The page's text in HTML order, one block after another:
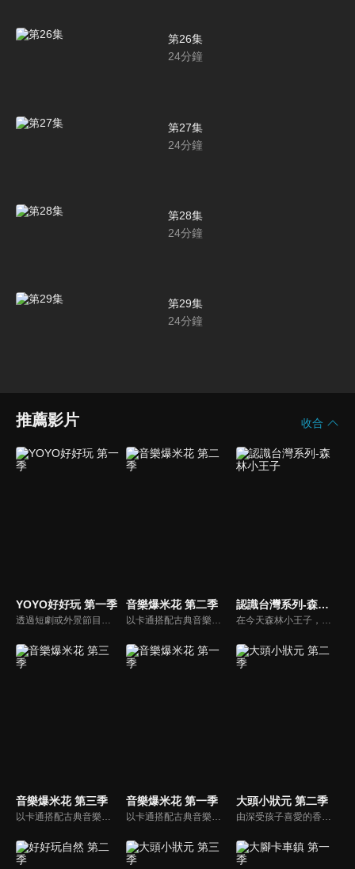
第26集
24分鐘
第27集
24分鐘
第28集
24分鐘
第29集
24分鐘
推薦影片 收合
YOYO好好玩 第一季 音樂爆米花 第二季 認識台灣系列-森林小王子
音樂爆米花 第三季
以卡通搭配古典音樂，讓小朋友感受古典音樂的故事與氛圍，進而促進對於古典音樂的愛好與欣賞。樂器認識：由西瓜哥哥與草莓姊姊帶小朋友認識不同樂器的形狀與樂聲。
音樂爆米花 第一季
以卡通搭配古典音樂，讓小朋友感受古典音樂的故事與氛圍，進而促進對於古典音樂的愛好與欣賞。樂器認識：由西瓜哥哥與草莓姊姊帶小朋友認識不同樂器的形狀與樂聲。
大頭小狀元 第二季
由深受孩子喜愛的香蕉哥哥林掄元遍訪全台，帶領小朋友認識台灣各地的技藝達人，介紹日常生活中息息相關的行業。